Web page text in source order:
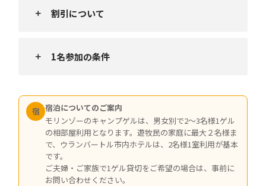
割引について
1名参加の条件
宿 宿泊についてのご案内
モリンゾーのキャンプゲルは、男女別で2〜3名様1ゲル
の相部屋利用となります。遊牧民の家庭に最大２名様ま
で、ウランバートル市内ホテルは、2名様1室利用が基本
です。
ご夫婦・ご家族で1ゲル貸切をご希望の場合は、事前に
お問い合わせください。